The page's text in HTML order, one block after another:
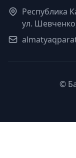
Республика
ул.
©